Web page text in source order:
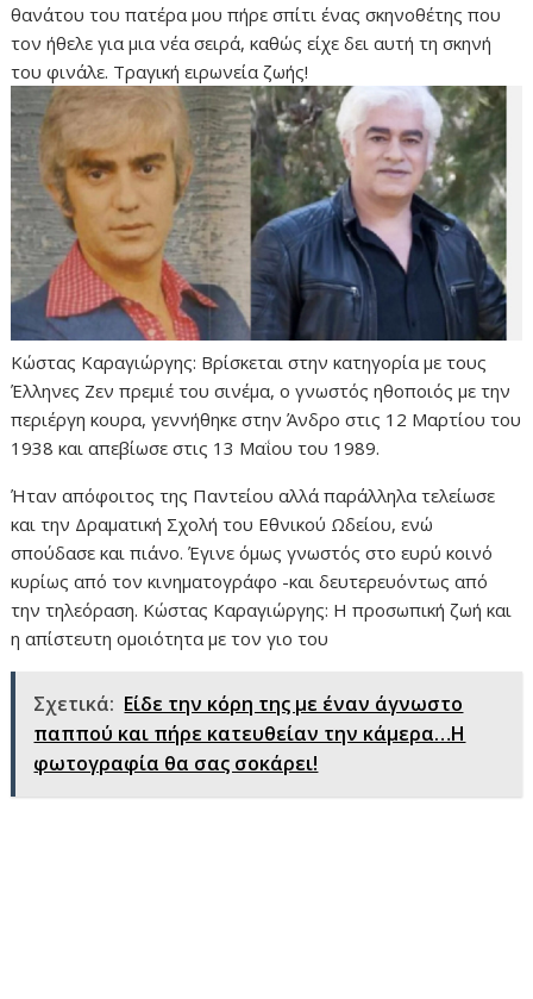
θανάτου του πατέρα μου πήρε σπίτι ένας σκηνοθέτης που
τον ήθελε για μια νέα σειρά, καθώς είχε δει αυτή τη σκηνή
του φινάλε. Τραγική ειρωνεία ζωής!
Κώστας Καραγιώργης: Βρίσκεται στην κατηγορία με τους
Έλληνες Ζεν πρεμιέ του σινέμα, ο γνωστός ηθοποιός με την
περιέργη κουρα, γεννήθηκε στην Άνδρο στις 12 Μαρτίου του
1938 και απεβίωσε στις 13 Μαΐου του 1989.
Ήταν απόφοιτος της Παντείου αλλά παράλληλα τελείωσε
και την Δραματική Σχολή του Εθνικού Ωδείου, ενώ
σπούδασε και πιάνο. Έγινε όμως γνωστός στο ευρύ κοινό
κυρίως από τον κινηματογράφο -και δευτερευόντως από
την τηλεόραση. Κώστας Καραγιώργης: Η προσωπική ζωή και
η απίστευτη ομοιότητα με τον γιο του
Σχετικά: Είδε την κόρη της με έναν άγνωστο
παππού και πήρε κατευθείαν την κάμερα…Η
φωτογραφία θα σας σοκάρει!